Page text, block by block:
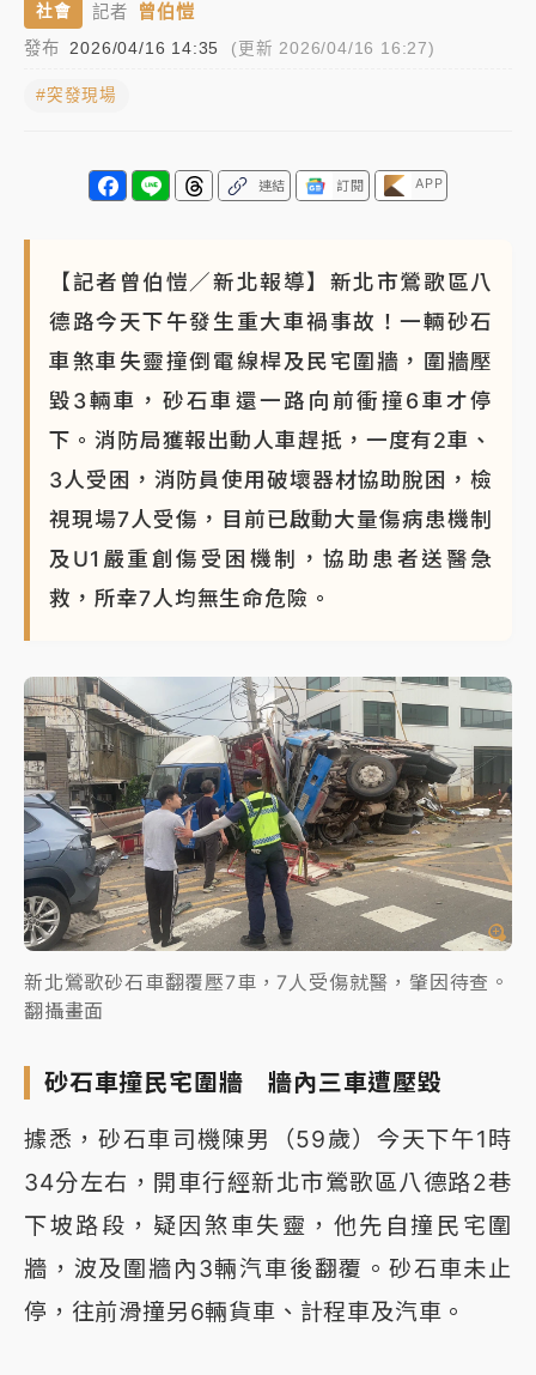
故宮《龍藏經》特展第2檔！今線上預約開賣一度塞車
周六起展出延長至晚上7時
台東農業處長涉圖利渡假村！東檢抗告成功 今重開羈
父親節泡湯了！中颱白海豚雨彈轟3天 「紅到發紫」降
雨熱區曝
社會 記者 曾伯愷
發布 2026/04/16 14:35 (更新 2026/04/16 16:27)
#突發現場
連結 訂閱 APP
【記者曾伯愷／新北報導】新北市鶯歌區八
德路今天下午發生重大車禍事故！一輛砂石
車煞車失靈撞倒電線桿及民宅圍牆，圍牆壓
毀3輛車，砂石車還一路向前衝撞6車才停
下。消防局獲報出動人車趕抵，一度有2車、
3人受困，消防員使用破壞器材協助脫困，檢
視現場7人受傷，目前已啟動大量傷病患機制
及U1嚴重創傷受困機制，協助患者送醫急
救，所幸7人均無生命危險。
新北鶯歌砂石車翻覆壓7車，7人受傷就醫，肇因待查。
翻攝畫面
砂石車撞民宅圍牆 牆內三車遭壓毀
據悉，砂石車司機陳男（59歲）今天下午1時
34分左右，開車行經新北市鶯歌區八德路2巷
下坡路段，疑因煞車失靈，他先自撞民宅圍
牆，波及圍牆內3輛汽車後翻覆。砂石車未止
停，往前滑撞另6輛貨車、計程車及汽車。